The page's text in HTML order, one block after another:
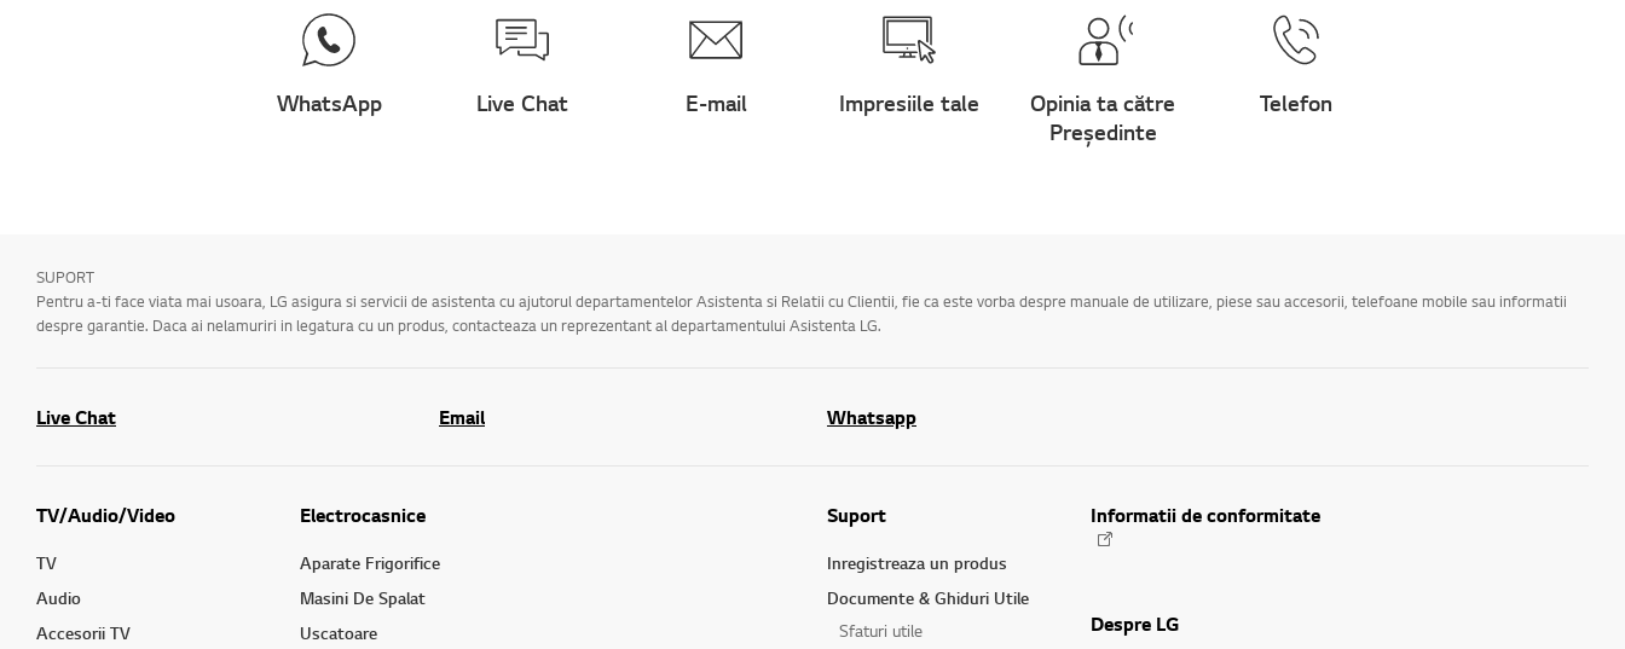
WhatsApp Live Chat E-mail Impresiile tale
Opinia ta către
Președinte
Telefon
SUPORT
Pentru a-ti face viata mai usoara, LG asigura si servicii de asistenta cu ajutorul departamentelor Asistenta si Relatii cu Clientii, fie ca este vorba despre manuale de utilizare, piese sau accesorii, telefoane mobile sau informatii
despre garantie. Daca ai nelamuriri in legatura cu un produs, contacteaza un reprezentant al departamentului Asistenta LG.
Live Chat Email Whatsapp
TV/Audio/Video
TV
Audio
Accesorii TV
Electrocasnice
Aparate Frigorifice
Masini De Spalat
Uscatoare
Suport
Inregistreaza un produs
Documente & Ghiduri Utile
Sfaturi utile
Informatii de conformitate
Despre LG